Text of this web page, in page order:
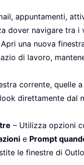
appuntamenti,
dover navigare tra i
una nuova
di lavoro,
corrente, quelle
direttamente dal
– Utilizza opzioni
e Prompt
le finestre di